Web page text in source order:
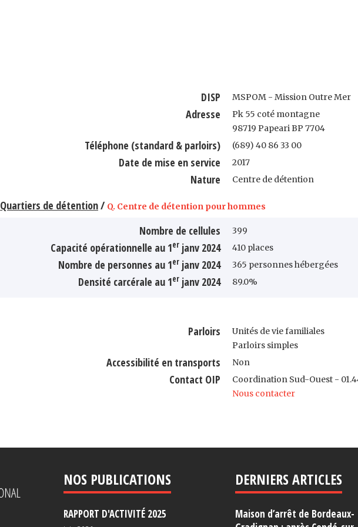
DISP MSPOM - Mission Outre Mer
Adresse
Pk 55 coté montagne
98719 Papeari BP 7704
Téléphone (standard & parloirs) (689) 40 86 33 00
Date de mise en service 2017
Nature Centre de détention
Quartiers de détention/ Q. Centre de détention pour hommes
Nombre de cellules 399
Capacité opérationnelle au 1er janv 2024 410 places
Nombre de personnes au 1er janv 2024 365 personnes hébergées
Densité carcérale au 1er janv 2024 89.0%
Parloirs
Unités de vie familiales
Parloirs simples
Accessibilité en transports Non
Contact OIP
Coordination Sud-Ouest -
Nous contacter
NOS PUBLICATIONS
RAPPORT D'ACTIVITÉ 2025
DERNIERS ARTICLES
Maison d’arrêt de Bordeaux-